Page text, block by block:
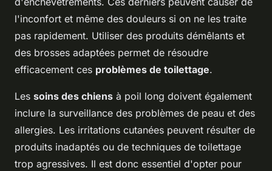
l'inconfort et même des douleurs si on ne les traite
pas rapidement. Utiliser des produits démêlants et
des brosses adaptées permet de résoudre
efficacement ces problèmes de toilettage.
Les soins des chiens à poil long doivent également
inclure la surveillance des problèmes de peau et des
allergies. Les irritations cutanées peuvent résulter de
produits inadaptés ou de techniques de toilettage
trop agressives. Il est donc essentiel d'opter pour